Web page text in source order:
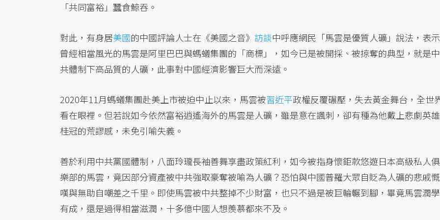
「共同富裕」蠶食鯨吞。
對此，有身居美國的中國評論人士在《美國之音》 訪談中呼應網民「馬雲是優質人礦」說法，表示
曾經相當風光的馬雲是阿里巴巴與螞蟻集團的「商標」，如今已是被開採、被掠奪的典型，就是中
共體制下高品質的人礦，此事對中國經濟影響巨大而深遠。
2020年11月螞蟻集團赴美上市被迫中止以來，馬雲被習近平政權反覆碾壓，失去黃金舞台，全世
看在眼裡。但若說如今依然富裕逍遙海外的馬雲是人礦，雖是意在諷刺，卻有種為他戴上悲劇英雄
桂冠的荒謬感，未免引喻失義。
善於利用中共黨國體制，八面玲瓏長袖善舞享盡政策紅利，如今被指身懷鉅款悠遊日本高級私人俱
樂部的馬雲，竟因部分資產被中共強取豪奪被喻為人礦？恐怕與中國普羅大眾自貶為人礦的悲戚慨
嘆與無助自嘲差之千里。即使馬雲被中共整掉不少財富，也只不過是被巨輪輾到腳，畢竟馬雲潤學
有成，還是過得相當滋潤，十多億中國人想羨慕都來不及。